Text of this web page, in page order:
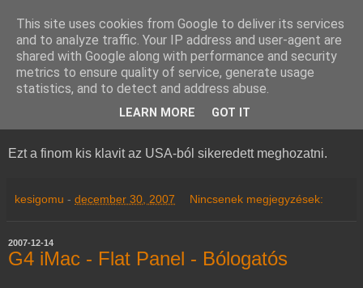
kesigomu - ケシゴム
Palm Ultra-Thin Keyboard
Ezt a finom kis klavit az USA-ból sikeredett meghozatni.
kesigomu - december 30, 2007 Nincsenek megjegyzések:
2007-12-14
G4 iMac - Flat Panel - Bólogatós
This site uses cookies from Google to deliver its services
and to analyze traffic. Your IP address and user-agent are
shared with Google along with performance and security
metrics to ensure quality of service, generate usage
statistics, and to detect and address abuse.
LEARN MORE GOT IT